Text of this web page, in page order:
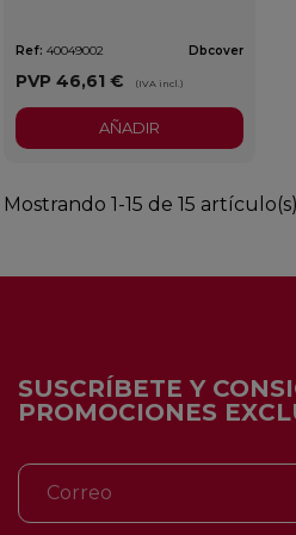
Ref: 40049002 Dbcover
PVP 46,61 € (IVA incl.)
AÑADIR
Mostrando 1-15 de 15 artículo(s)
SUSCRÍBETE Y
PROMOCIONES